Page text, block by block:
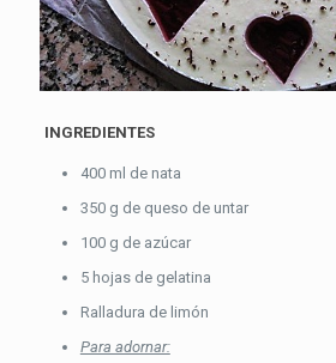
INGREDIENTES
400 ml de nata
350 g de queso de untar
100 g de azúcar
5 hojas de gelatina
Ralladura de limón
Para adornar: